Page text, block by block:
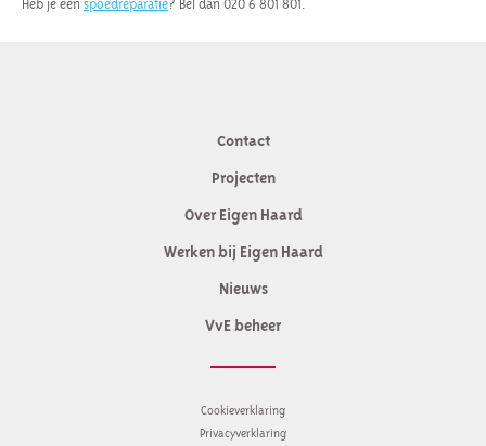
Heb je een spoedreparatie? Bel dan 020 6 801 801.
Contact
Projecten
Over Eigen Haard
Werken bij Eigen Haard
Nieuws
VvE beheer
Cookieverklaring
Privacyverklaring